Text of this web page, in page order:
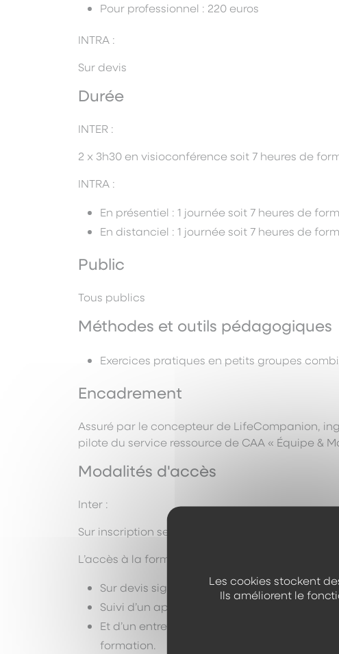
Pour professionnel : 220 euros
INTRA :
Sur devis
Durée
INTER :
2 x 3h30 en visioconférence soit 7 heures de
INTRA :
En présentiel : 1 journée soit 7 heures de
En distanciel : 1 journée soit 7 heures de
Public
Tous publics
Méthodes et outils pédagogiques
Exercices pratiques en petits groupes
Encadrement
Assuré par le concepteur de LifeCompanion,
pilote du service ressource de CAA « Équipe &
Modalités d'accès
Inter :
Sur inscription selon les dates proposées
L’accès à la formation Intra s’effectue :
Sur devis signé,
Suivi d’un appel à candidature mensuel
Et d’un entretien pédagogique visant à
formation.
Les cookies stockent
Ils améliorent le